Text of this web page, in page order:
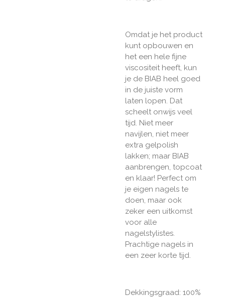
Omdat je het product
kunt opbouwen en
het een hele fijne
viscositeit heeft, kun
je de BIAB heel goed
in de juiste vorm
laten lopen. Dat
scheelt onwijs veel
tijd. Niet meer
navijlen, niet meer
extra gelpolish
lakken; maar BIAB
aanbrengen, topcoat
en klaar! Perfect om
je eigen nagels te
doen, maar ook
zeker een uitkomst
voor alle
nagelstylistes.
Prachtige nagels in
een zeer korte tijd.
Dekkingsgraad: 100%